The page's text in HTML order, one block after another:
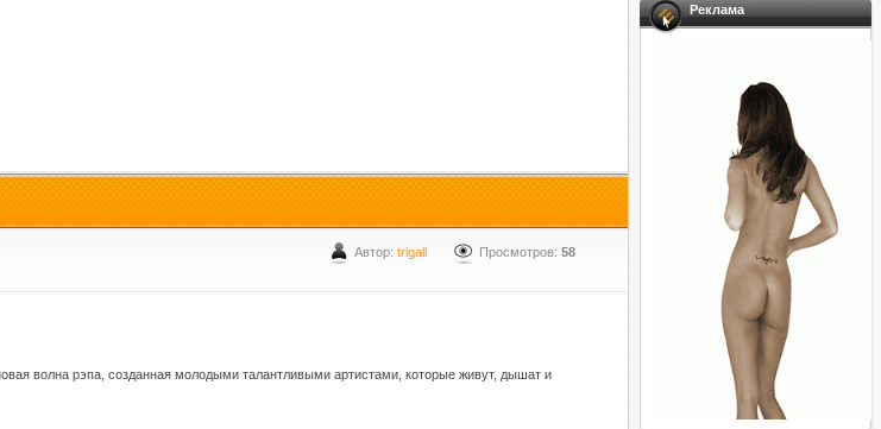
Просмотров: 58
Автор: trigall
волна рэпа, созданная молодыми талантливыми артистами, которые живут, дышат и
Реклама